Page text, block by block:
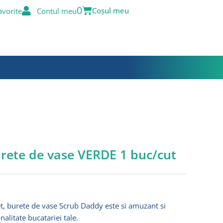
Contul meu0
Basket
de vase VERDE 1 buc/cut
burete de vase Scrub Daddy este si amuzant si
bucatariei tale.